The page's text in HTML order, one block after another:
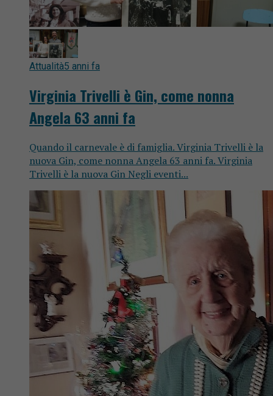
Attualità5 anni fa
Virginia Trivelli è Gin, come nonna
Angela 63 anni fa
Quando il carnevale è di famiglia. Virginia Trivelli è la
nuova Gin, come nonna Angela 63 anni fa. Virginia
Trivelli è la nuova Gin Negli eventi...